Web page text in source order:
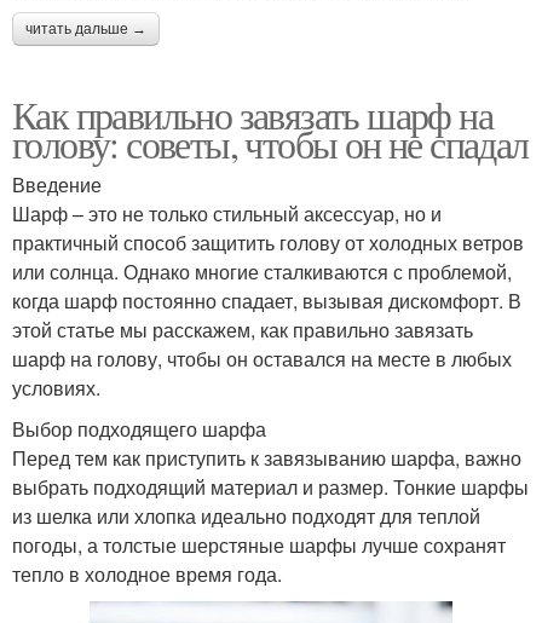
читать дальше →
Как правильно завязать шарф на
голову: советы, чтобы он не спадал
Введение
Шарф – это не только стильный аксессуар, но и
практичный способ защитить голову от холодных ветров
или солнца. Однако многие сталкиваются с проблемой,
когда шарф постоянно спадает, вызывая дискомфорт. В
этой статье мы расскажем, как правильно завязать
шарф на голову, чтобы он оставался на месте в любых
условиях.
Выбор подходящего шарфа
Перед тем как приступить к завязыванию шарфа, важно
выбрать подходящий материал и размер. Тонкие шарфы
из шелка или хлопка идеально подходят для теплой
погоды, а толстые шерстяные шарфы лучше сохранят
тепло в холодное время года.